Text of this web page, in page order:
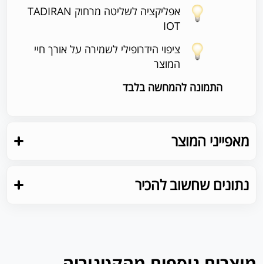
אפליקציה לשליטה מרחוק TADIRAN
IOT
ציפוי הידרופילי לשמירה על אורך חיי
המוצר
התמונה להמחשה בלבד
מאפייני המוצר
נתונים שחשוב להכיר